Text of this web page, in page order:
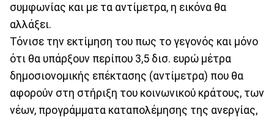
συμφωνίας και με τα αντίμετρα, η εικόνα θα
αλλάξει.
Τόνισε την εκτίμηση του πως το γεγονός και μόνο
ότι θα υπάρξουν περίπου 3,5 δισ. ευρώ μέτρα
δημοσιονομικής επέκτασης (αντίμετρα) που θα
αφορούν στη στήριξη του κοινωνικού κράτους, των
νέων, προγράμματα καταπολέμησης της ανεργίας,